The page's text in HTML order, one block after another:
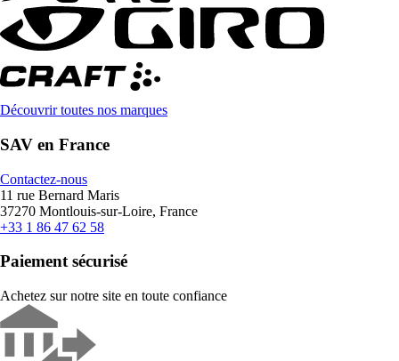
Découvrir toutes nos marques
SAV en France
Contactez-nous
11 rue Bernard Maris
37270 Montlouis-sur-Loire, France
+33 1 86 47 62 58
Paiement sécurisé
Achetez sur notre site en toute confiance